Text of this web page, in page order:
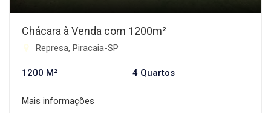
Chácara à Venda com 1200m²
Represa, Piracaia-SP
1200 M² 4 Quartos
Mais informações